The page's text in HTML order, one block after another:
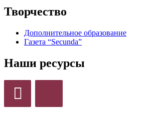
Творчество
Дополнительное образование
Газета “Secunda”
Наши ресурсы